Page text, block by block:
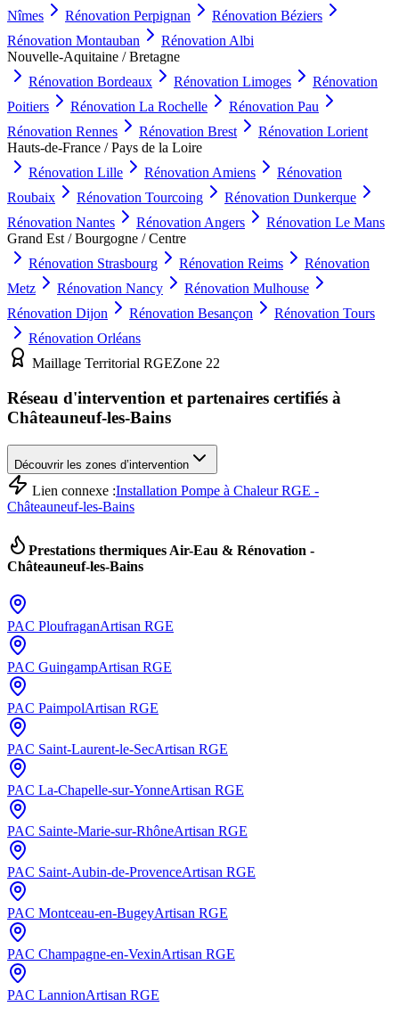
Nîmes
Rénovation Perpignan Rénovation Béziers
Rénovation Montauban Rénovation Albi
Nouvelle-Aquitaine / Bretagne
Rénovation Bordeaux Rénovation Limoges
Rénovation
Poitiers
Rénovation La Rochelle Rénovation Pau
Rénovation Rennes Rénovation Brest Rénovation Lorient
Hauts-de-France / Pays de la Loire
Rénovation Lille Rénovation Amiens
Rénovation
Roubaix
Rénovation Tourcoing Rénovation Dunkerque
Rénovation Nantes Rénovation Angers Rénovation Le Mans
Grand Est / Bourgogne / Centre
Rénovation Strasbourg Rénovation Reims
Rénovation
Metz
Rénovation Nancy Rénovation Mulhouse
Rénovation Dijon Rénovation Besançon Rénovation Tours
Rénovation Orléans
Maillage Territorial RGEZone 22
Réseau d'intervention et partenaires certifiés à
Châteauneuf-les-Bains
Découvrir les zones d’intervention
Lien connexe :Installation Pompe à Chaleur RGE -
Châteauneuf-les-Bains
Prestations thermiques Air-Eau & Rénovation -
Châteauneuf-les-Bains
PAC PloufraganArtisan RGE
PAC GuingampArtisan RGE
PAC PaimpolArtisan RGE
PAC Saint-Laurent-le-SecArtisan RGE
PAC La-Chapelle-sur-YonneArtisan RGE
PAC Sainte-Marie-sur-RhôneArtisan RGE
PAC Saint-Aubin-de-ProvenceArtisan RGE
PAC Montceau-en-BugeyArtisan RGE
PAC Champagne-en-VexinArtisan RGE
PAC LannionArtisan RGE